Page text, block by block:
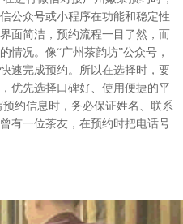
公众号或小程序在功能和稳定性
面简洁，预约流程一目了然，而
情况。像“广州茶韵坊”公众号，
速完成预约。所以在选择时，要
优先选择口碑好、使用便捷的平
约信息时，务必保证姓名、联系
有一位茶友，在预约时把电话号